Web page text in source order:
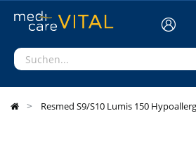
Resmed S9/S10 Lumis 150